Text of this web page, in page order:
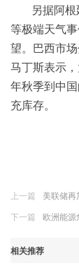
另据阿
等极端天气
望。巴西市
马丁斯表示
年秋季到中
充库存。
上一篇
美联储再
下一篇
欧洲能源
相关推荐